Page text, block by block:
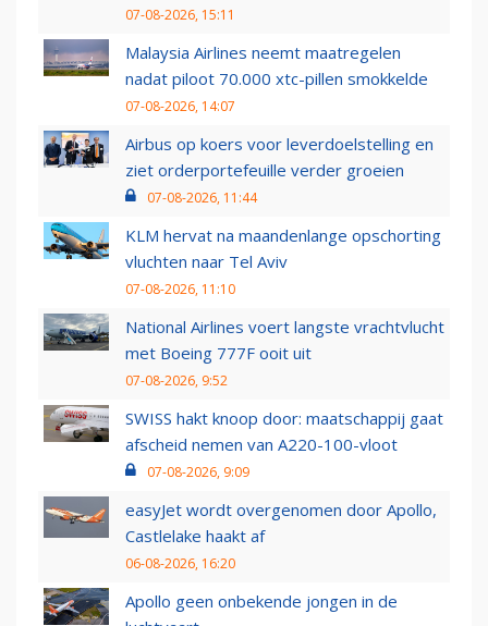
07-08-2026, 15:11
Malaysia Airlines neemt maatregelen
nadat piloot 70.000 xtc-pillen smokkelde
07-08-2026, 14:07
Airbus op koers voor leverdoelstelling en
ziet orderportefeuille verder groeien
07-08-2026, 11:44
KLM hervat na maandenlange opschorting
vluchten naar Tel Aviv
07-08-2026, 11:10
National Airlines voert langste vrachtvlucht
met Boeing 777F ooit uit
07-08-2026, 9:52
SWISS hakt knoop door: maatschappij gaat
afscheid nemen van A220-100-vloot
07-08-2026, 9:09
easyJet wordt overgenomen door Apollo,
Castlelake haakt af
06-08-2026, 16:20
Apollo geen onbekende jongen in de